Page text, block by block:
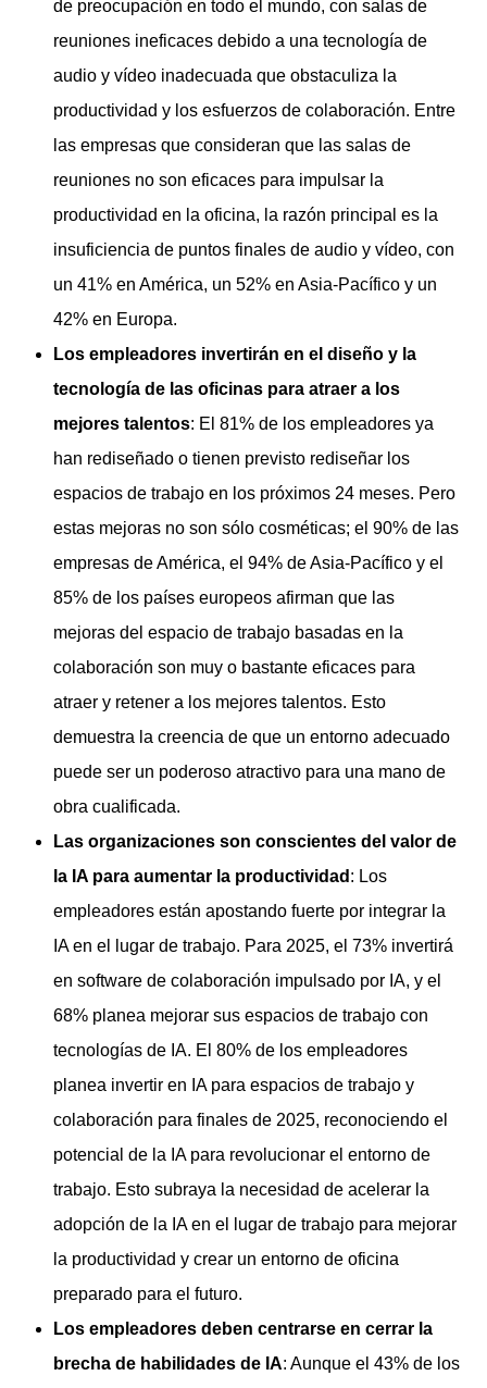
de preocupación en todo el mundo, con salas de
reuniones ineficaces debido a una tecnología de
audio y vídeo inadecuada que obstaculiza la
productividad y los esfuerzos de colaboración. Entre
las empresas que consideran que las salas de
reuniones no son eficaces para impulsar la
productividad en la oficina, la razón principal es la
insuficiencia de puntos finales de audio y vídeo, con
un 41% en América, un 52% en Asia-Pacífico y un
42% en Europa.
Los empleadores invertirán en el diseño y la
tecnología de las oficinas para atraer a los
mejores talentos: El 81% de los empleadores ya
han rediseñado o tienen previsto rediseñar los
espacios de trabajo en los próximos 24 meses. Pero
estas mejoras no son sólo cosméticas; el 90% de las
empresas de América, el 94% de Asia-Pacífico y el
85% de los países europeos afirman que las
mejoras del espacio de trabajo basadas en la
colaboración son muy o bastante eficaces para
atraer y retener a los mejores talentos. Esto
demuestra la creencia de que un entorno adecuado
puede ser un poderoso atractivo para una mano de
obra cualificada.
Las organizaciones son conscientes del valor de
la IA para aumentar la productividad : Los
empleadores están apostando fuerte por integrar la
IA en el lugar de trabajo. Para 2025, el 73% invertirá
en software de colaboración impulsado por IA, y el
68% planea mejorar sus espacios de trabajo con
tecnologías de IA. El 80% de los empleadores
planea invertir en IA para espacios de trabajo y
colaboración para finales de 2025, reconociendo el
potencial de la IA para revolucionar el entorno de
trabajo. Esto subraya la necesidad de acelerar la
adopción de la IA en el lugar de trabajo para mejorar
la productividad y crear un entorno de oficina
preparado para el futuro.
Los empleadores deben centrarse en cerrar la
brecha de habilidades de IA: Aunque el 43% de los